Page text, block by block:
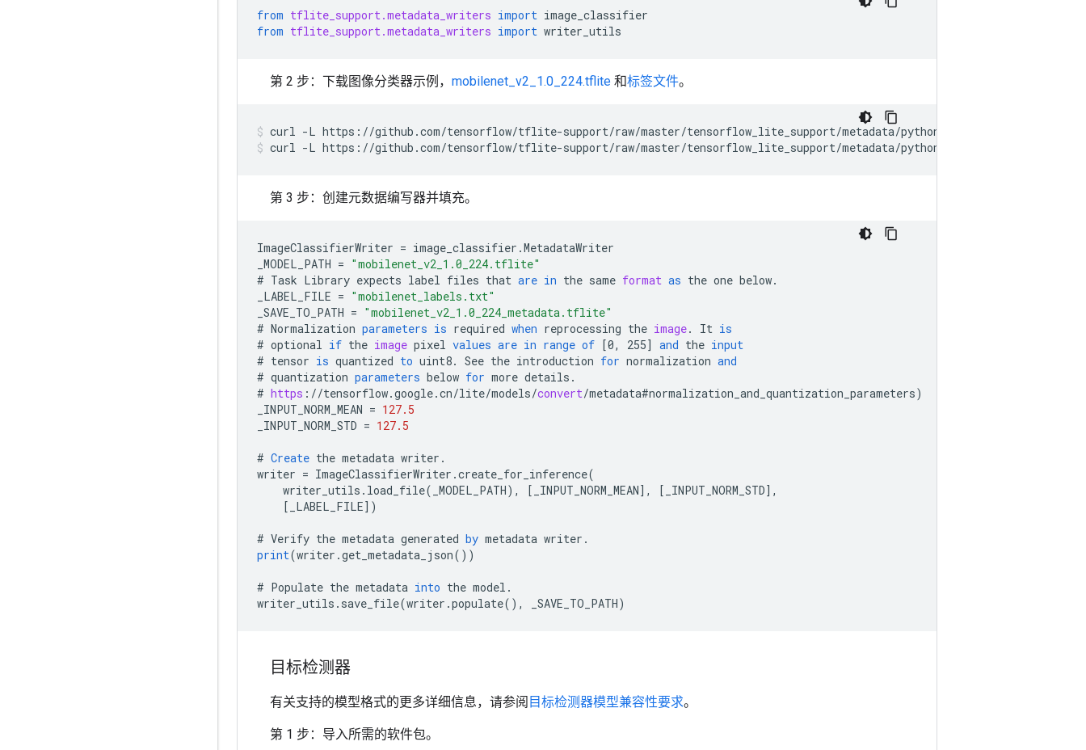
from tflite_support.metadata_writers import image_classifier
from tflite_support.metadata_writers import writer_utils
第 2 步：下载图像分类器示例， mobilenet_v2_1.0_224.tflite 和标签文件。
curl -L https://github.com/tensorflow/tflite-support/raw/master/tensorflow_lite_support/metadata/python/tests/testdata/
curl -L https://github.com/tensorflow/tflite-support/raw/master/tensorflow_lite_support/metadata/python/tests/testdata/
第 3 步：创建元数据编写器并填充。
ImageClassifierWriter = image_classifier .MetadataWriter
_MODEL_PATH = "mobilenet_v2_1.0_224.tflite"
# Task Library expects label files that are in the same format as the one below.
_LABEL_FILE = "mobilenet_labels.txt"
_SAVE_TO_PATH = "mobilenet_v2_1.0_224_metadata.tflite"
# Normalization parameters is required when reprocessing the image. It is
# optional if the image pixel values are in range of [0, 255] and the input
# tensor is quantized to uint8. See the introduction for normalization and
# quantization parameters below for more details .
# https : //tensorflow.google.cn/lite/models/convert/metadata#normalization_and_quantization_parameters)
_INPUT_NORM_MEAN = 127.5
_INPUT_NORM_STD = 127.5
# Create the metadata writer .
writer = ImageClassifierWriter .create_for_inference(
writer_utils . load_file( _MODEL_PATH), [ _INPUT_NORM_MEAN] , [ _INPUT_NORM_STD] ,
[ _LABEL_FILE] )
# Verify the metadata generated by metadata writer .
print(writer .get_metadata_json())
# Populate the metadata into the model .
writer_utils . save_file(writer .populate(), _SAVE_TO_PATH)
目标检测器
有关支持的模型格式的更多详细信息，请参阅 目标检测器模型兼容性要求。
第 1 步：导入所需的软件包。